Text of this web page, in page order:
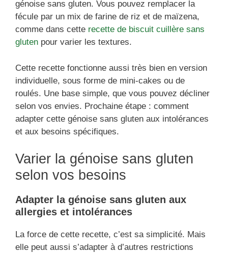
génoise sans gluten. Vous pouvez remplacer la
fécule par un mix de farine de riz et de maïzena,
comme dans cette recette de biscuit cuillère sans
gluten pour varier les textures.
Cette recette fonctionne aussi très bien en version
individuelle, sous forme de mini-cakes ou de
roulés. Une base simple, que vous pouvez décliner
selon vos envies. Prochaine étape : comment
adapter cette génoise sans gluten aux intolérances
et aux besoins spécifiques.
Varier la génoise sans gluten
selon vos besoins
Adapter la génoise sans gluten aux
allergies et intolérances
La force de cette recette, c’est sa simplicité. Mais
elle peut aussi s’adapter à d’autres restrictions